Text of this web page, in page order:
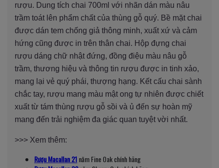
rượu. Dung tích chai 700ml với nhãn dán màu nâu
trầm toát lên phẩm chất của thùng gỗ quý. Bề mặt chai
được dán tem chống giả thông minh, xuất xứ và cảm
hứng cũng được in trên thân chai. Hộp đựng chai
rượu dáng chữ nhật đứng, đồng điệu màu nâu gỗ
trầm, thương hiệu và thông tin rượu được in tinh xảo,
mang lại vẻ quý phái, thượng hạng. Kết cấu chai sành
chắc tay, rượu mang màu mật ong tự nhiên được chiết
xuất từ tám thùng rượu gỗ sồi và ủ đến sự hoàn mỹ
mang đến trải nghiệm đa giác quan tuyệt vời nhất.
>>> Xem thêm:
Rượu Macallan 21 năm Fine Oak chính hãng